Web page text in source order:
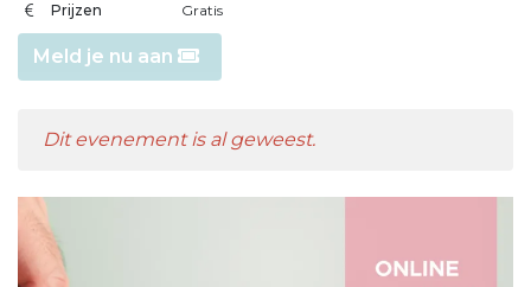
Prijzen
Gratis
Meld je nu aan
Dit evenement is al geweest.